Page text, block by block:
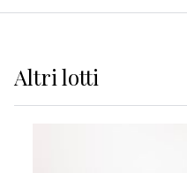
Altrilotti